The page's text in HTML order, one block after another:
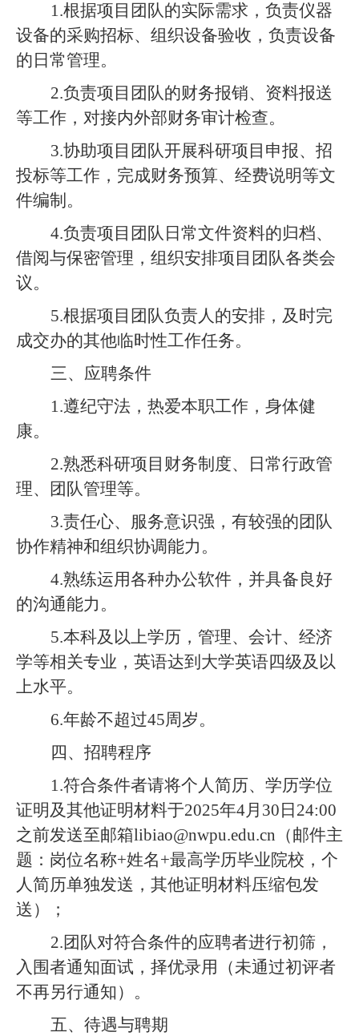
1.根据项目团队的实际需求，负责仪器
设备的采购招标、组织设备验收，负责设备
的日常管理。
2.负责项目团队的财务报销、资料报送
等工作，对接内外部财务审计检查。
3.协助项目团队开展科研项目申报、招
投标等工作，完成财务预算、经费说明等文
件编制。
4.负责项目团队日常文件资料的归档、
借阅与保密管理，组织安排项目团队各类会
议。
5.根据项目团队负责人的安排，及时完
成交办的其他临时性工作任务。
三、应聘条件
1.遵纪守法，热爱本职工作，身体健
康。
2.熟悉科研项目财务制度、日常行政管
理、团队管理等。
3.责任心、服务意识强，有较强的团队
协作精神和组织协调能力。
4.熟练运用各种办公软件，并具备良好
的沟通能力。
5.本科及以上学历，管理、会计、经济
学等相关专业，英语达到大学英语四级及以
上水平。
6.年龄不超过45周岁。
四、招聘程序
1.符合条件者请将个人简历、学历学位
证明及其他证明材料于2025年4月30日24:00
之前发送至邮箱libiao@nwpu.edu.cn（邮件主
题：岗位名称+姓名+最高学历毕业院校，个
人简历单独发送，其他证明材料压缩包发
送）；
2.团队对符合条件的应聘者进行初筛，
入围者通知面试，择优录用（未通过初评者
不再另行通知）。
五、待遇与聘期